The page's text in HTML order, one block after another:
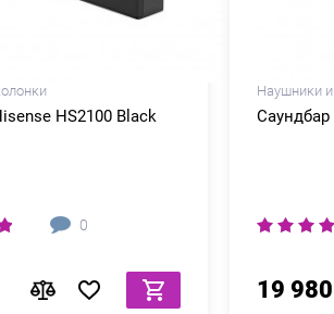
HS2100 Black
0
Наушники
Саундбар
19